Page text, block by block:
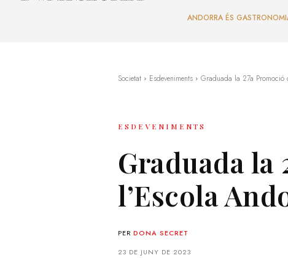
ANDORRA ÉS
Societat Esdeveniments Graduada la 27a Promoció
ESDEVENIMENTS
Graduada la
l’Escola
PER DONA SECRET
23 DE JUNY DE 2023